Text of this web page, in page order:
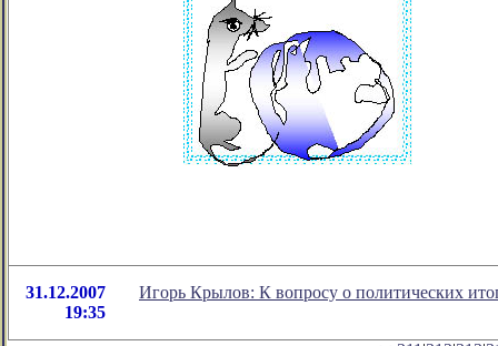
31.12.2007
19:35
Игорь Крылов: К вопросу о политических